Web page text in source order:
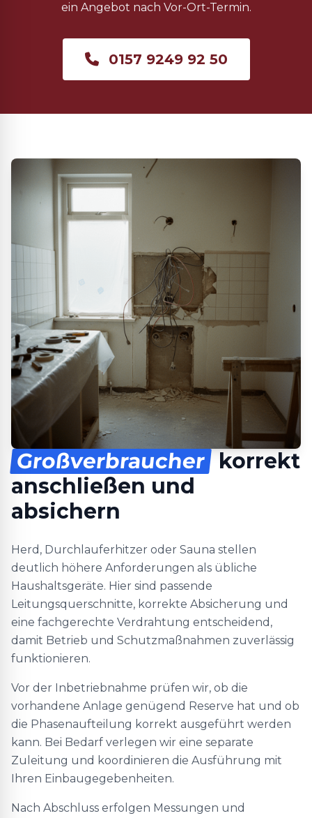
ein Angebot nach Vor-Ort-Termin.
0157 9249 92 50
Großverbraucher korrekt
anschließen und
absichern
Herd, Durchlauferhitzer oder Sauna stellen
deutlich höhere Anforderungen als übliche
Haushaltsgeräte. Hier sind passende
Leitungsquerschnitte, korrekte Absicherung und
eine fachgerechte Verdrahtung entscheidend,
damit Betrieb und Schutzmaßnahmen zuverlässig
funktionieren.
Vor der Inbetriebnahme prüfen wir, ob die
vorhandene Anlage genügend Reserve hat und ob
die Phasenaufteilung korrekt ausgeführt werden
kann. Bei Bedarf verlegen wir eine separate
Zuleitung und koordinieren die Ausführung mit
Ihren Einbaugegebenheiten.
Nach Abschluss erfolgen Messungen und